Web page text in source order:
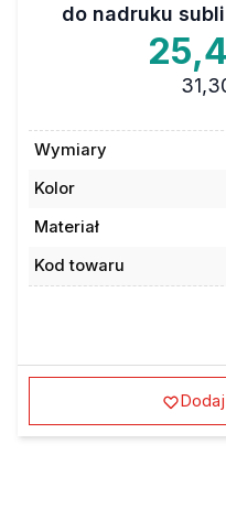
do nadruku
Wymiary
Kolor
Materiał
Kod towaru